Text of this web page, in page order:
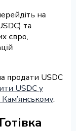
на
та
євро,
продати USDC
USDC у
.